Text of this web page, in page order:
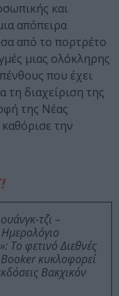
και
απόπειρα
από το πορτρέτο
μιας ολόκληρης
που έχει
τη διαχείριση της
της Νέας
την
τζι –
Το φετινό Διεθνές
κυκλοφορεί
Βακχικόν